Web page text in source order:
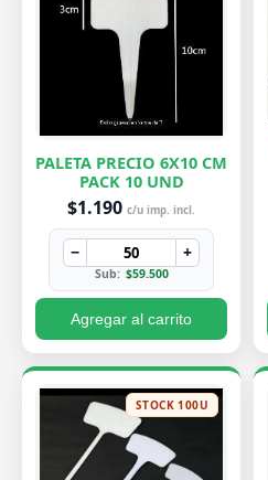
PALETA PRECIO 6X10 CM
PACK 10 UND
$1.190 c/u imp. incl.
− +
Sub: $59.500
Agregar al carrito
STOCK 100U